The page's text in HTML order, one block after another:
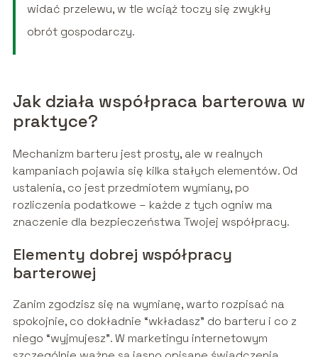
widać przelewu, w tle wciąż toczy się zwykły
obrót gospodarczy.
Jak działa współpraca barterowa w
praktyce?
Mechanizm barteru jest prosty, ale w realnych
kampaniach pojawia się kilka stałych elementów. Od
ustalenia, co jest przedmiotem wymiany, po
rozliczenia podatkowe – każde z tych ogniw ma
znaczenie dla bezpieczeństwa Twojej współpracy.
Elementy dobrej współpracy
barterowej
Zanim zgodzisz się na wymianę, warto rozpisać na
spokojnie, co dokładnie “wkładasz” do barteru i co z
niego “wyjmujesz”. W marketingu internetowym